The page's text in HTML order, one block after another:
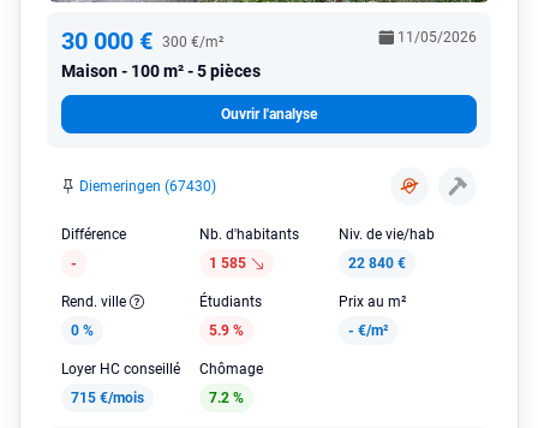
30 000 € 300 €/m²
Maison 100 m² - 5 pièces
11/05/2026
Ouvrir l'analyse
Diemeringen (67430)
Différence
-
Nb. d'habitants
1 585
Niv. de vie/hab
22 840 €
Rend. ville
0 %
Étudiants
5.9 %
Prix au m²
- €/m²
Loyer HC conseillé
715 €/mois
Chômage
7.2 %